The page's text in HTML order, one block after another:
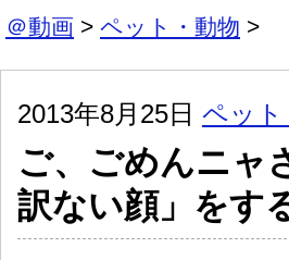
＠動画 > ペット・動物 >
2013年8月25日 ペット
ご、ごめんニャ
訳ない顔」をす